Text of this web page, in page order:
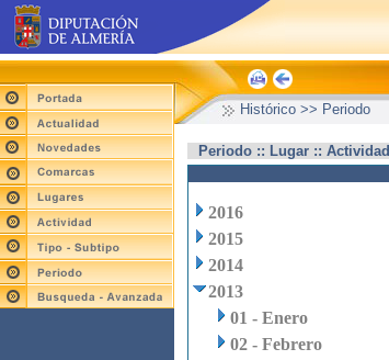
Histórico >> Periodo
Periodo :: Lugar :: Actividad
2016
2015
2014
2013
01 - Enero
02 - Febrero